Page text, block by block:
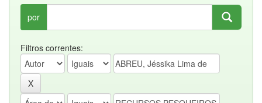
por
Filtros correntes: